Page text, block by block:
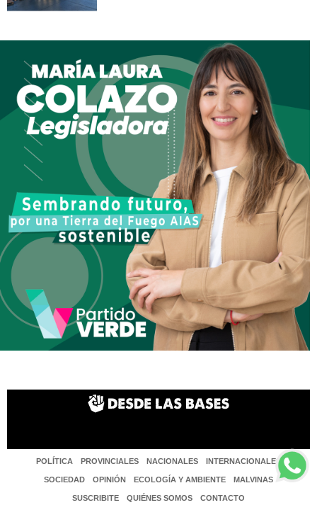
POLÍTICA PROVINCIALES NACIONALES INTERNACIONALES
SOCIEDAD OPINIÓN ECOLOGÍA Y AMBIENTE MALVINAS
SUSCRIBITE QUIÉNES SOMOS CONTACTO